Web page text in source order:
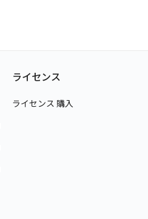
ライセンス
ライセンス 購入